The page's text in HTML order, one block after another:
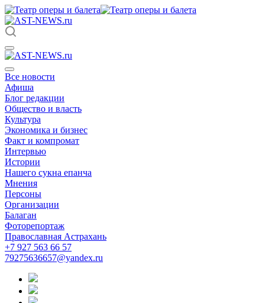
Все новости
Афиша
Блог редакции
Общество и власть
Культура
Экономика и бизнес
Факт и компромат
Интервью
Истории
Нашего сукна епанча
Мнения
Персоны
Организации
Балаган
Фоторепортаж
Православная Астрахань
+7 927 563 66 57
79275636657@yandex.ru